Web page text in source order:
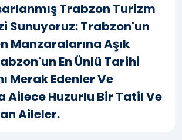
Trabzon Turizm
Sunuyoruz: Trabzon'un
Manzaralarına Aşık
En Ünlü Tarihi
Merak Edenler Ve
Ailece Huzurlu Bir Tatil Ve
Aileler.